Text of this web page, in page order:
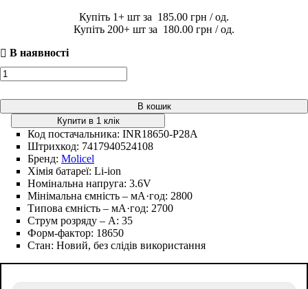
1
185.00 грн
200
180.00 грн
В кошик
Купити в 1 клік
Код постачальника: INR18650-P28A
Штрихкод: 7417940524108
Бренд: Molicel
Хімія батареї: Li-ion
Номінальна напруга: 3.6V
Мінімальна ємність – мА·год: 2800
Типова ємність – мА·год: 2700
Струм розряду – А: 35
Форм-фактор: 18650
Стан: Новий, без слідів використання